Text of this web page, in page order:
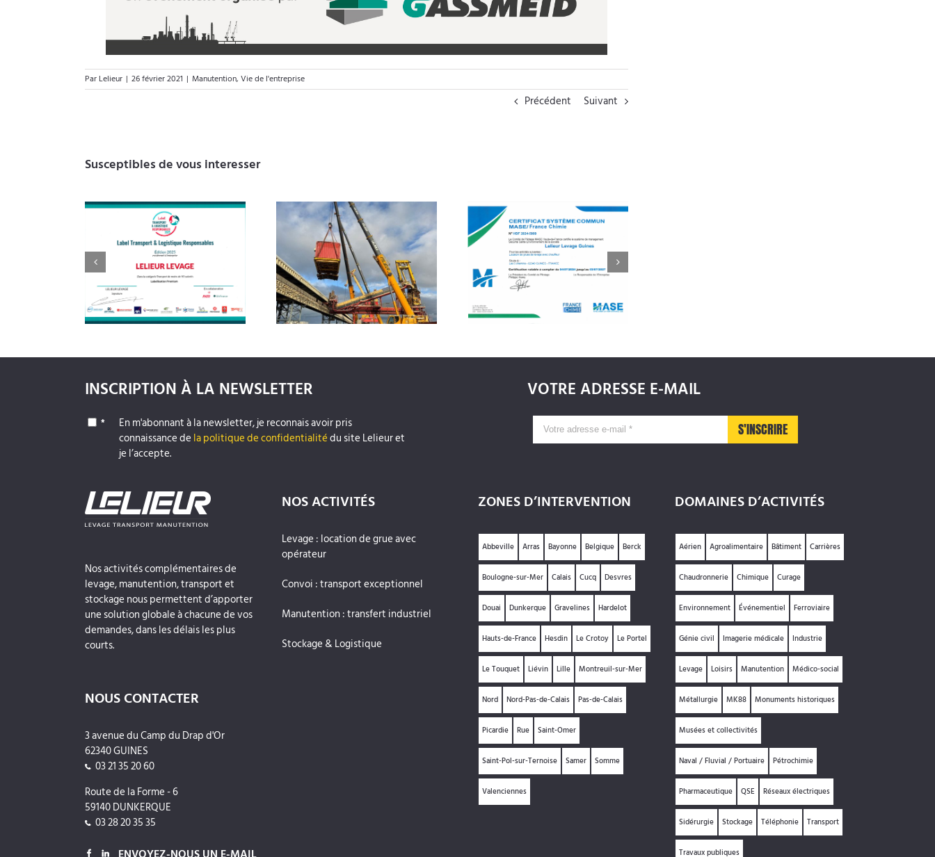
Par Lelieur | 26 février 2021 | Manutention, Vie de l'entreprise
Précédent Suivant
Susceptibles de vous interesser
Démontage d’une grue
portuaire au port de Calais
Notre certification MASE
renouvelée pour 3 ans!
Meilleurs voeux 2024
INSCRIPTION À LA NEWSLETTER VOTRE ADRESSE E-MAIL
*
En m'abonnant à la newsletter, je reconnais avoir pris
connaissance de la politique de confidentialitédu site Lelieur et
je l’accepte.
Nos activités complémentaires de
levage, manutention, transport et
stockage nous permettent d’apporter
une solution globale à chacune de vos
demandes, dans les délais les plus
courts.
NOUS CONTACTER
3 avenue du Camp du Drap d'Or
62340 GUINES
03 21 35 20 60
Route de la Forme - 6
59140 DUNKERQUE
03 28 20 35 35
NOS ACTIVITÉS
Levage : location de grue avec
opérateur
Convoi : transport exceptionnel
Manutention : transfert industriel
Stockage & Logistique
ZONES D’INTERVENTION
Abbeville Arras Bayonne Belgique Berck
Boulogne-sur-Mer Calais Cucq Desvres
Douai Dunkerque Gravelines Hardelot
Hauts-de-France Hesdin Le Crotoy Le Portel
Le Touquet Liévin Lille Montreuil-sur-Mer
Nord Nord-Pas-de-Calais Pas-de-Calais
Picardie Rue Saint-Omer
Saint-Pol-sur-Ternoise Samer Somme
Valenciennes
DOMAINES D’ACTIVITÉS
Aérien Agroalimentaire Bâtiment Carrières
Chaudronnerie Chimique Curage
Environnement Événementiel Ferroviaire
Génie civil Imagerie médicale Industrie
Levage Loisirs Manutention Médico-social
Métallurgie MK88 Monuments historiques
Musées et collectivités
Naval / Fluvial / Portuaire Pétrochimie
Pharmaceutique QSE Réseaux électriques
Sidérurgie Stockage Téléphonie Transport
Travaux publiques